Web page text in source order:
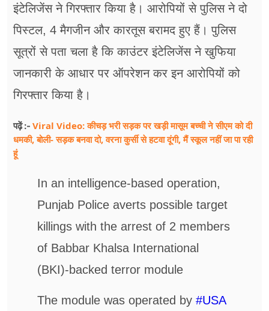
ब्‍यूटी
जॉब्स
शिक्षा
इंटेलिजेंस ने गिरफ्तार किया है। आरोपियों से पुलिस ने दो
पिस्टल, 4 मैगजीन और कारतूस बरामद हुए हैं। पुलिस
सूत्रों से पता चला है कि काउंटर इंटेलिजेंस ने खुफिया
जानकारी के आधार पर ऑपरेशन कर इन आरोपियों को
गिरफ्तार किया है।
पढ़ें :- Viral Video: कीचड़ भरी सड़क पर खड़ी मासूम बच्ची ने सीएम को दी
धमकी, बोली- सड़क बनवा दो, वरना कुर्सी से हटवा दूंगी, मैं स्कूल नहीं जा पा रही
हूं
In an intelligence-based operation,
Punjab Police averts possible target
killings with the arrest of 2 members
of Babbar Khalsa International
(BKI)-backed terror module
The module was operated by #USA